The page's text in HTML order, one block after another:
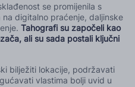
se promijenila s
digitalno praćenje, daljinske
Tahografi su započeli kao
ali su sada postali ključni
bilježiti lokacije, podržavati
vlastima bolji uvid u